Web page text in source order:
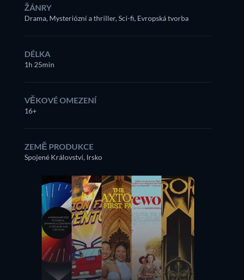
ŽÁNRY
Drama, Mysteriózní a thriller, Sci-fi, Evropská tvorba
DÉLKA
1h 25min
VĚKOVÉ OMEZENÍ
16+
ZEMĚ PRODUKCE
Spojené Království, Irsko